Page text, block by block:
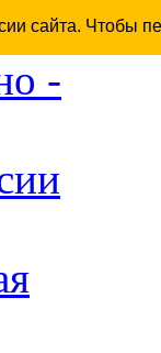
сайта. Чтобы
-